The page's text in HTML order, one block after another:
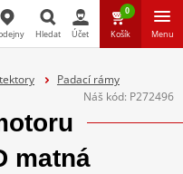
Hledat
Hledat Účet
0
Košík Menu
Padací rámy
Náš kód: P272496
matná